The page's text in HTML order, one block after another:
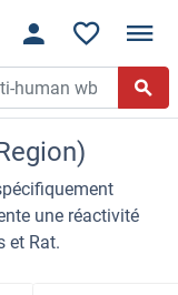
une réactivité
et Rat.